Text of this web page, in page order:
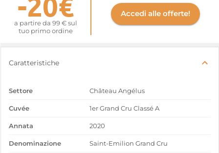
a partire da 99 € sul
tuo primo ordine
Accedi alle offerte!
Caratteristiche
Settore Château Angélus
Cuvée 1er Grand Cru Classé A
Annata 2020
Denominazione Saint-Emilion Grand Cru